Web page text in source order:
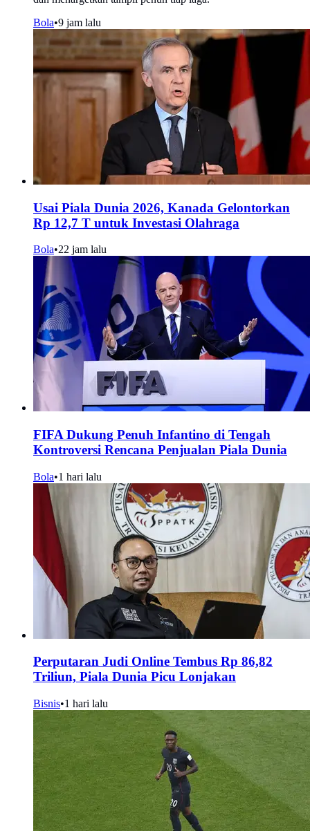
Bola•9 jam lalu
Usai Piala Dunia 2026, Kanada Gelontorkan
Rp 12,7 T untuk Investasi Olahraga
Bola•22 jam lalu
FIFA Dukung Penuh Infantino di Tengah
Kontroversi Rencana Penjualan Piala Dunia
Bola•1 hari lalu
Perputaran Judi Online Tembus Rp 86,82
Triliun, Piala Dunia Picu Lonjakan
Bisnis•1 hari lalu